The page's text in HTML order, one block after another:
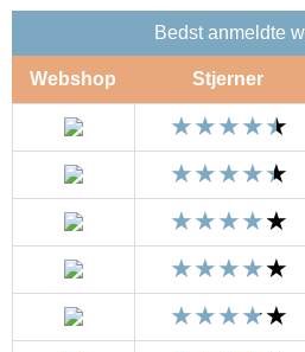
Bedst anmeldte
Webshop Stjerner